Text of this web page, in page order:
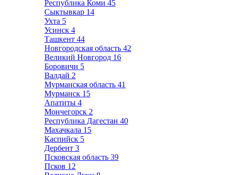
Республика Коми 45
Сыктывкар 14
Ухта 5
Усинск 4
Ташкент 44
Новгородская область 42
Великий Новгород 16
Боровичи 5
Валдай 2
Мурманская область 41
Мурманск 15
Апатиты 4
Мончегорск 2
Республика Дагестан 40
Махачкала 15
Каспийск 5
Дербент 3
Псковская область 39
Псков 12